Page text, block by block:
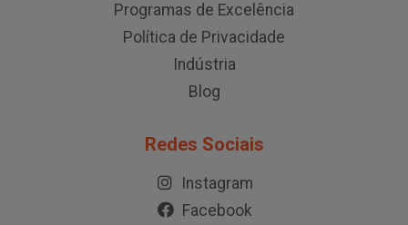
Programas de Excelência
Política de Privacidade
Indústria
Blog
Redes Sociais
Instagram
Facebook